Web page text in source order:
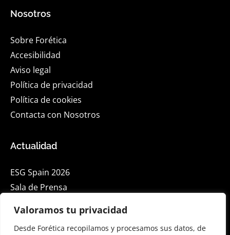
Valoramos tu privacidad
Desde Forética recopilamos y procesamos sus datos, de
Nosotros
Sobre Forética
Accesibilidad
Aviso legal
Política de privacidad
Política de cookies
Contacta con Nosotros
Actualidad
ESG Spain 2026
Sala de Prensa
Eventos